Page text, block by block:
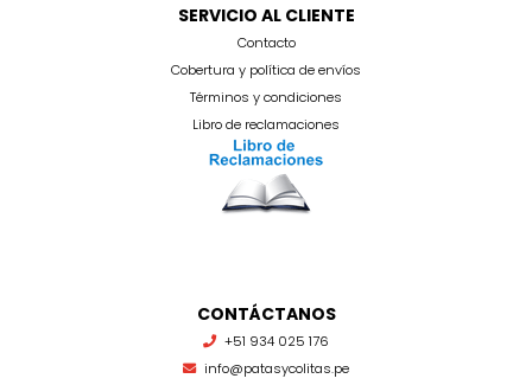
SERVICIO AL CLIENTE
Contacto
Cobertura y política de envíos
Términos y condiciones
Libro de reclamaciones
CONTÁCTANOS
+51 934 025 176
info@patasycolitas.pe